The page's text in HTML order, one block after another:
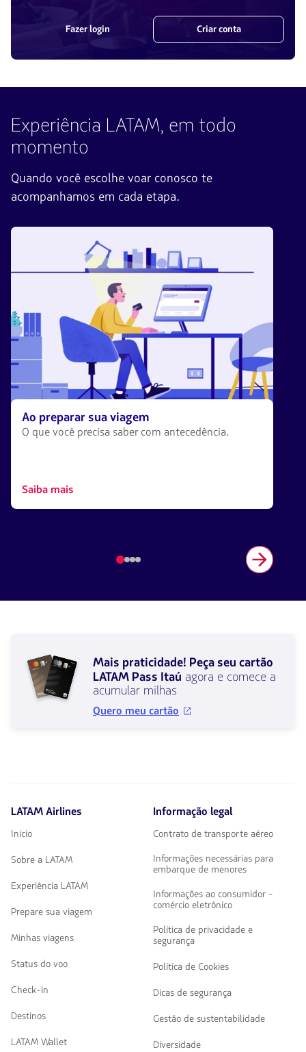
Fazer login Criar conta
Experiência LATAM, em todo
momento
Quando você escolhe voar conosco te
acompanhamos em cada etapa.
Ao preparar sua viagem
O que você precisa saber com antecedência.
Saiba mais
item
de
neste
banner
Itaú
Pass.
Mais praticidade! Peça seu cartão
LATAM Pass Itaú agora e comece a
acumular milhas
Quero meu cartão
LATAM Airlines
Início
Sobre a LATAM
Experiência LATAM
Prepare sua viagem
Minhas viagens
Status do voo
Check-in
Destinos
LATAM Wallet
Informação legal
Contrato de transporte aéreo
Informações necessárias para
embarque de menores
Informações ao consumidor -
comércio eletrônico
Política de privacidade e
segurança
Política de Cookies
Dicas de segurança
Gestão de sustentabilidade
Diversidade